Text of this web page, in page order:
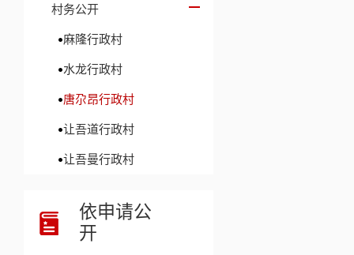
村务公开
麻隆行政村
水龙行政村
唐尕昂行政村
让吾道行政村
让吾曼行政村
依申请公
开